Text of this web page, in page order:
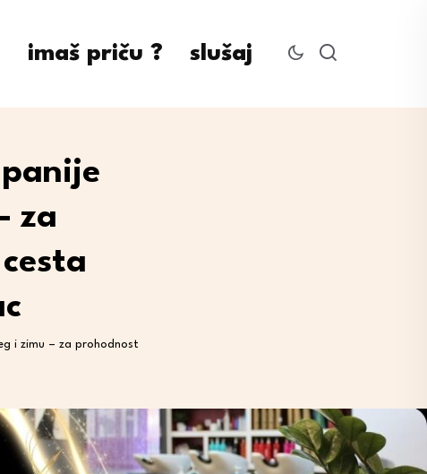
imaš priču ? slušaj
za
i zimu – za prohodnost